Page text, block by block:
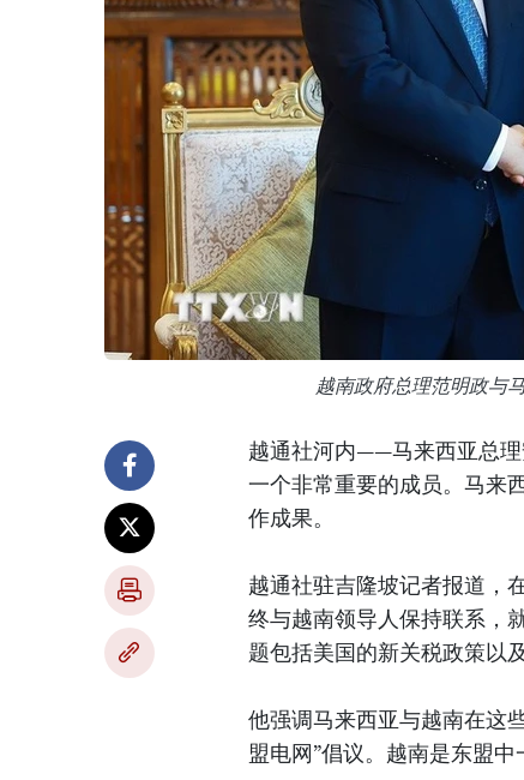
越南政府总理范明政与
越通社河内——马来西亚总理
一个非常重要的成员。马来
作成果。
越通社驻吉隆坡记者报道，
终与越南领导人保持联系，
题包括美国的新关税政策以
他强调马来西亚与越南在这
盟电网”倡议。越南是东盟中